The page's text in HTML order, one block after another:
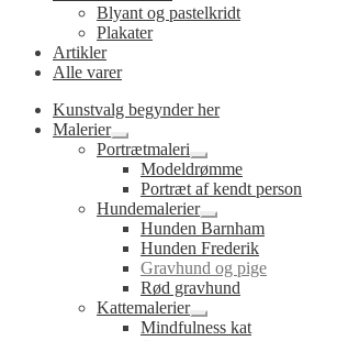
Blyant og pastelkridt
Plakater
Artikler
Alle varer
Kunstvalg begynder her
Malerier
Udfold
undermenu
Portrætmaleri
Udfold
undermenu
Modeldrømme
Portræt af kendt person
Hundemalerier
Udfold
undermenu
Hunden Barnham
Hunden Frederik
Gravhund og pige
Rød gravhund
Kattemalerier
Udfold
undermenu
Mindfulness kat